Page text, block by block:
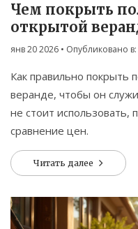
Чем покрыть
открытой
и что не стоит
янв 20 2026 • Опубликовано в:
Как правильно покрыть
веранде, чтобы он
не стоит использовать,
сравнение цен.
Читать далее